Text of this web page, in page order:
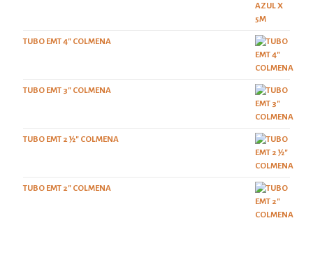
TUBO EMT 4" COLMENA
TUBO EMT 3" COLMENA
TUBO EMT 2 ½" COLMENA
TUBO EMT 2" COLMENA